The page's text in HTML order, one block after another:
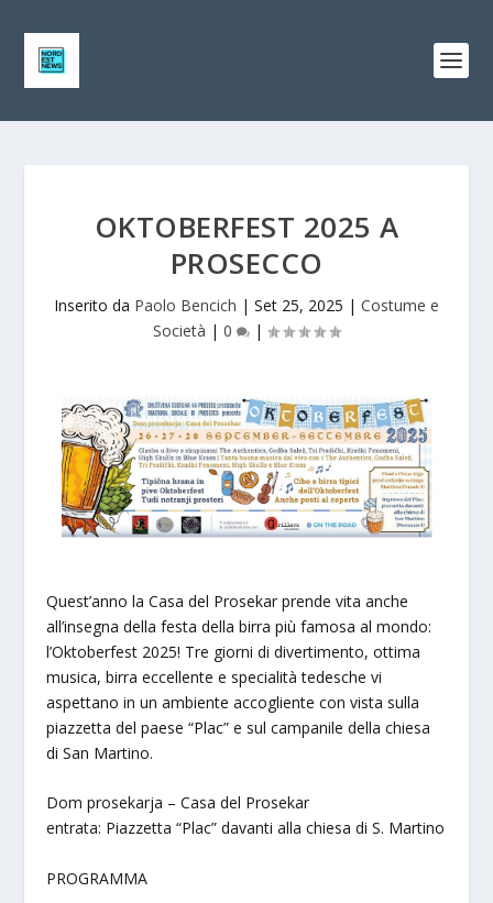
OKTOBERFEST 2025 A
PROSECCO
Inserito da Paolo Bencich | Set 25, 2025 | Costume e
Società | 0 |
Quest’anno la Casa del Prosekar prende vita anche
all’insegna della festa della birra più famosa al mondo:
l’Oktoberfest 2025! Tre giorni di divertimento, ottima
musica, birra eccellente e specialità tedesche vi
aspettano in un ambiente accogliente con vista sulla
piazzetta del paese “Plac” e sul campanile della chiesa
di San Martino.
Dom prosekarja – Casa del Prosekar
entrata: Piazzetta “Plac” davanti alla chiesa di S. Martino
PROGRAMMA